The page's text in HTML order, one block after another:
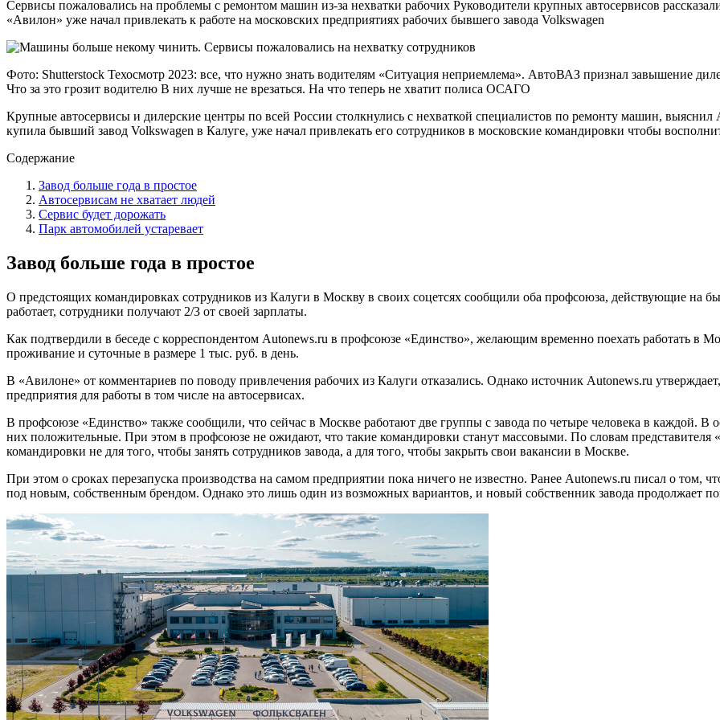
Сервисы пожаловались на проблемы с ремонтом машин из-за нехватки рабочих Руководители крупных автосервисов
«Авилон» уже начал привлекать к работе на московских предприятиях рабочих бывшего завода Volkswagen
Фото: Shutterstock Техосмотр 2023: все, что нужно знать водителям «Ситуация неприемлема». АвтоВАЗ признал завышение
Что за это грозит водителю В них лучше не врезаться. На что теперь не хватит полиса ОСАГО
Крупные автосервисы и дилерские центры по всей России столкнулись с нехваткой специалистов по ремонту машин,
купила бывший завод Volkswagen в Калуге, уже начал привлекать его сотрудников в московские командировки чтобы
Содержание
Завод больше года в простое
Автосервисам не хватает людей
Сервис будет дорожать
Парк автомобилей устаревает
Завод больше года в простое
О предстоящих командировках сотрудников из Калуги в Москву в своих соцетсях сообщили оба профсоюза, действующие на
работает, сотрудники получают 2/3 от своей зарплаты.
Как подтвердили в беседе c корреспондентом Autonews.ru в профсоюзе «Единство», желающим временно поехать работать в
проживание и суточные в размере 1 тыс. руб. в день.
В «Авилоне» от комментариев по поводу привлечения рабочих из Калуги отказались. Однако источник Autonews.ru
предприятия для работы в том числе на автосервисах.
В профсоюзе «Единство» также сообщили, что сейчас в Москве работают две группы с завода по четыре человека в каждой.
них положительные. При этом в профсоюзе не ожидают, что такие командировки станут массовыми. По словам представителя
командировки не для того, чтобы занять сотрудников завода, а для того, чтобы закрыть свои вакансии в Москве.
При этом о сроках перезапуска производства на самом предприятии пока ничего не известно. Ранее Autonews.ru писал о том,
под новым, собственным брендом. Однако это лишь один из возможных вариантов, и новый собственник завода продолжает